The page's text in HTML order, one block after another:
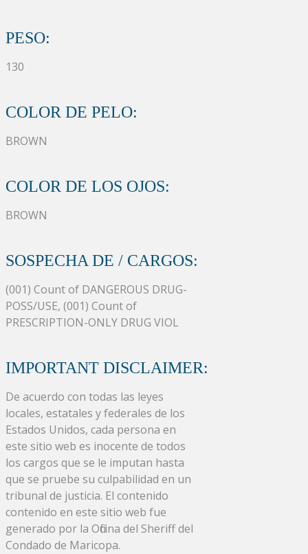
PESO:
130
COLOR DE PELO:
BROWN
COLOR DE LOS OJOS:
BROWN
SOSPECHA DE / CARGOS:
(001) Count of DANGEROUS DRUG-
POSS/USE, (001) Count of
PRESCRIPTION-ONLY DRUG VIOL
IMPORTANT DISCLAIMER:
De acuerdo con todas las leyes
locales, estatales y federales de los
Estados Unidos, cada persona en
este sitio web es inocente de todos
los cargos que se le imputan hasta
que se pruebe su culpabilidad en un
tribunal de justicia. El contenido
contenido en este sitio web fue
generado por la Oficina del Sheriff del
Condado de Maricopa.